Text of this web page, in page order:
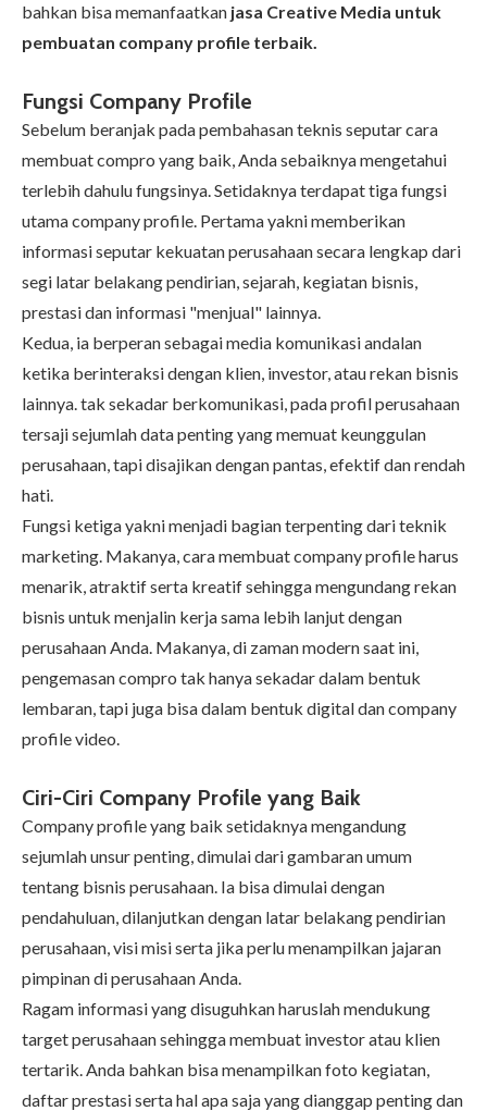
bahkan bisa memanfaatkan jasa Creative Media untuk
pembuatan company profile terbaik.
Fungsi Company Profile
Sebelum beranjak pada pembahasan teknis seputar cara
membuat compro yang baik, Anda sebaiknya mengetahui
terlebih dahulu fungsinya. Setidaknya terdapat tiga fungsi
utama company profile. Pertama yakni memberikan
informasi seputar kekuatan perusahaan secara lengkap dari
segi latar belakang pendirian, sejarah, kegiatan bisnis,
prestasi dan informasi "menjual" lainnya.
Kedua, ia berperan sebagai media komunikasi andalan
ketika berinteraksi dengan klien, investor, atau rekan bisnis
lainnya. tak sekadar berkomunikasi, pada profil perusahaan
tersaji sejumlah data penting yang memuat keunggulan
perusahaan, tapi disajikan dengan pantas, efektif dan rendah
hati.
Fungsi ketiga yakni menjadi bagian terpenting dari teknik
marketing. Makanya, cara membuat company profile harus
menarik, atraktif serta kreatif sehingga mengundang rekan
bisnis untuk menjalin kerja sama lebih lanjut dengan
perusahaan Anda. Makanya, di zaman modern saat ini,
pengemasan compro tak hanya sekadar dalam bentuk
lembaran, tapi juga bisa dalam bentuk digital dan company
profile video.
Ciri-Ciri Company Profile yang Baik
Company profile yang baik setidaknya mengandung
sejumlah unsur penting, dimulai dari gambaran umum
tentang bisnis perusahaan. Ia bisa dimulai dengan
pendahuluan, dilanjutkan dengan latar belakang pendirian
perusahaan, visi misi serta jika perlu menampilkan jajaran
pimpinan di perusahaan Anda.
Ragam informasi yang disuguhkan haruslah mendukung
target perusahaan sehingga membuat investor atau klien
tertarik. Anda bahkan bisa menampilkan foto kegiatan,
daftar prestasi serta hal apa saja yang dianggap penting dan